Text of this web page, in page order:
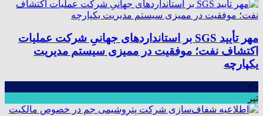
مهر تأیید SGS بر استانداردهای جهانیِ شرکت عملیات
اکتشاف نفت؛ موفقیت در ممیزی سیستم مدیریت
یکپارچه
۳۰
تیر